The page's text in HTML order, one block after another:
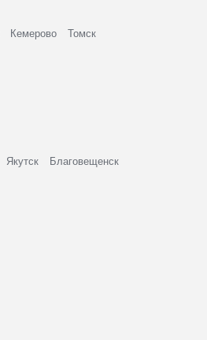
Кемерово Томск
Якутск
Благовещенск